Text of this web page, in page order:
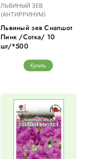
ЛЬВИНЫЙ ЗЕВ
(АНТИРРИНУМ)
Львиный зев Снапшот
Пинк /Сотка/ 10
шт/*500
Купить